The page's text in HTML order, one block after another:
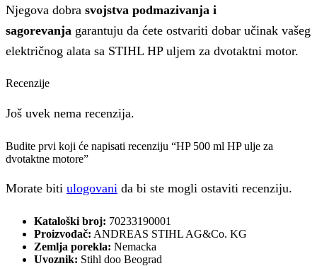
Njegova dobra svojstva podmazivanja i
sagorevanja garantuju da ćete ostvariti dobar učinak vašeg
električnog alata sa STIHL HP uljem za dvotaktni motor.
Recenzije
Još uvek nema recenzija.
Budite prvi koji će napisati recenziju “HP 500 ml HP ulje za
dvotaktne motore”
Morate biti ulogovani da bi ste mogli ostaviti recenziju.
Kataloški broj: 70233190001
Proizvođač: ANDREAS STIHL AG&Co. KG
Zemlja porekla: Nemacka
Uvoznik: Stihl doo Beograd